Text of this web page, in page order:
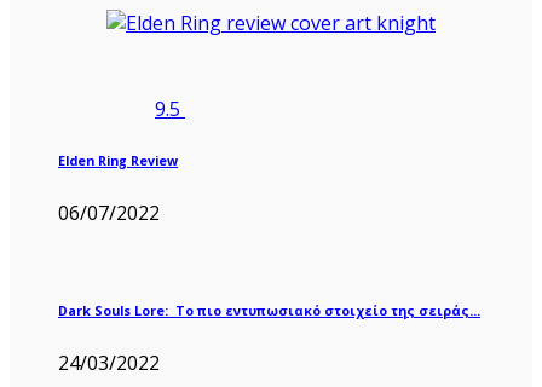
9.5
Elden Ring Review
06/07/2022
Dark Souls Lore: Το πιο εντυπωσιακό στοιχείο της σειράς…
24/03/2022